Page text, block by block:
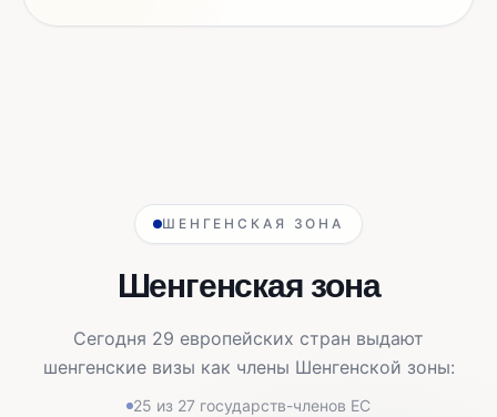
ШЕНГЕНСКАЯ ЗОНА
Шенгенская зона
Сегодня 29 европейских стран выдают
шенгенские визы как члены Шенгенской зоны:
25 из 27 государств-членов ЕС